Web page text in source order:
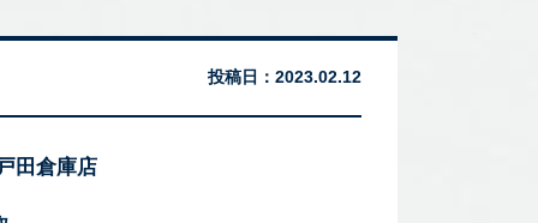
投稿日： 2023.02.12
田倉庫店